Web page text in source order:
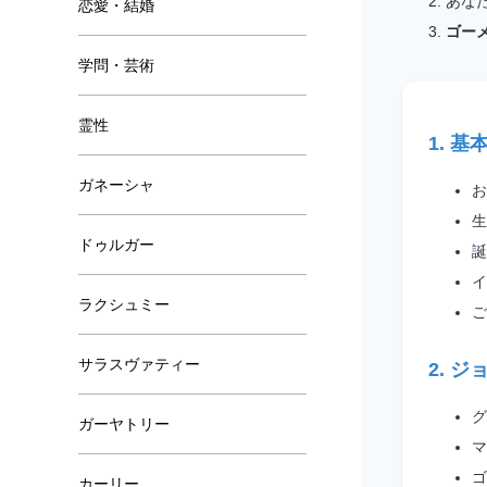
恋愛・結婚
学問・芸術
霊性
ガネーシャ
ドゥルガー
ラクシュミー
サラスヴァティー
ガーヤトリー